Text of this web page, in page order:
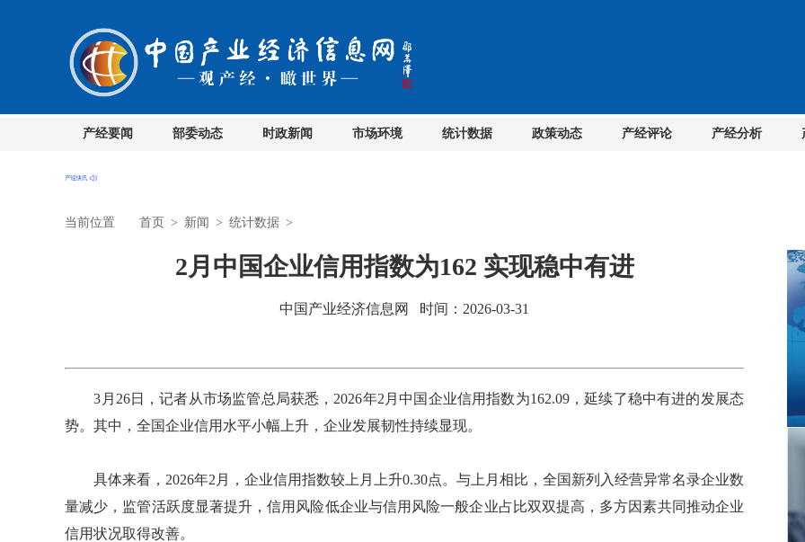
产经要闻 部委动态 时政新闻 市场环境 统计数据 政策动态 产经评论 产经分析
当前位置 首页 > 新闻 > 统计数据 >
2月中国企业信用指数为162 实现稳中有进
中国产业经济信息网 时间：2026-03-31
3月26日，记者从市场监管总局获悉，2026年2月中国企业信用指数为162.09，延续了稳中有进的发展态
势。其中，全国企业信用水平小幅上升，企业发展韧性持续显现。
具体来看，2026年2月，企业信用指数较上月上升0.30点。与上月相比，全国新列入经营异常名录企业数
量减少，监管活跃度显著提升，信用风险低企业与信用风险一般企业占比双双提高，多方因素共同推动企业
信用状况取得改善。